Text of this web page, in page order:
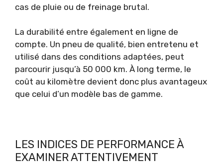
cas de pluie ou de freinage brutal.
La durabilité entre également en ligne de
compte. Un pneu de qualité, bien entretenu et
utilisé dans des conditions adaptées, peut
parcourir jusqu’à 50 000 km. À long terme, le
coût au kilomètre devient donc plus avantageux
que celui d’un modèle bas de gamme.
LES INDICES DE PERFORMANCE À
EXAMINER ATTENTIVEMENT